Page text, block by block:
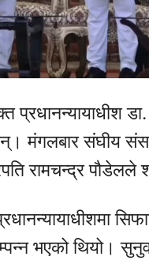
प्रधानन्यायाधीश
मंगलबार संघीय
रामचन्द्र पौडेलले
भएको थियो।